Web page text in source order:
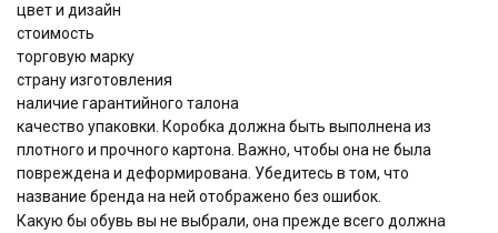
цвет и дизайн
стоимость
торговую марку
страну изготовления
наличие гарантийного талона
качество упаковки. Коробка должна быть выполнена из
плотного и прочного картона. Важно, чтобы она не была
повреждена и деформирована. Убедитесь в том, что
название бренда на ней отображено без ошибок.
Какую бы обувь вы не выбрали, она прежде всего должна